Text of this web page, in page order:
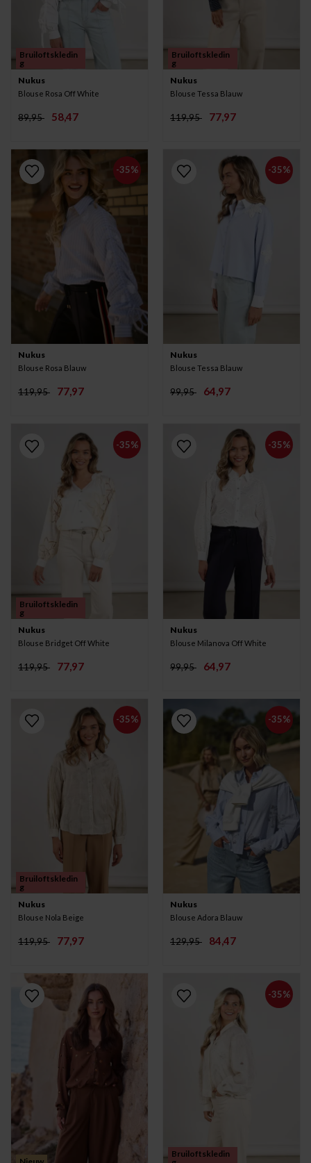
Bruiloftskledin
g
Nukus
Blouse Rosa Off White
89,95 58,47
Bruiloftskledin
g
Nukus
Blouse Tessa Blauw
119,95 77,97
-35%
Nukus
Blouse Rosa Blauw
119,95 77,97
-35%
Nukus
Blouse Tessa Blauw
99,95 64,97
-35%
Bruiloftskledin
g
Nukus
Blouse Bridget Off White
119,95 77,97
-35%
Nukus
Blouse Milanova Off White
99,95 64,97
-35%
Bruiloftskledin
g
Nukus
Blouse Nola Beige
119,95 77,97
-35%
Nukus
Blouse Adora Blauw
129,95 84,47
-35%
Bruiloftskledin